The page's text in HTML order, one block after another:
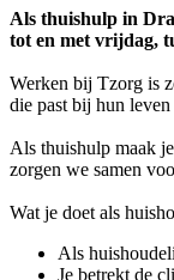
Als thuishulp in
tot en met vrijdag,
Werken bij Tzorg is
die past bij hun
Als thuishulp maak
zorgen we samen
Wat je doet als
Als
Je betrekt de